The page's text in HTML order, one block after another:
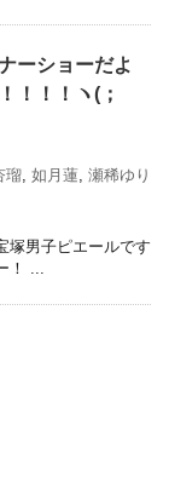
ーショーだよ
！！！ヽ(；
瑠, 如月蓮, 瀬稀ゆり
塚男子ピエールです
！ ...